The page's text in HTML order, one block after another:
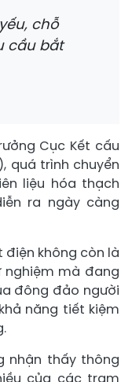
chỗ
cầu bắt
Cục Kết cấu
quá trình chuyển
liệu hóa thạch
ra ngày càng
điện không còn là
nghiệm mà đang
đông đảo người
năng tiết kiệm
nhận thấy thông